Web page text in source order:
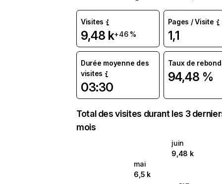
Visites
9,48 k+46 %
Pages / Visite
1,1
Durée moyenne des
visites
03:30
Taux de rebond
94,48 %
Total des visites durant les 3
mois
juin
9,48 k
mai
6,5 k